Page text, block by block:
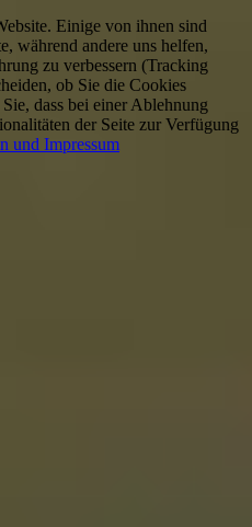
Einige von ihnen sind
während andere uns helfen,
zu verbessern (Tracking
ob Sie die Cookies
dass bei einer Ablehnung
der Seite zur Verfügung
und Impressum